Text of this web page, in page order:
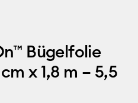
Bügelfolie
x 1,8 m – 5,5